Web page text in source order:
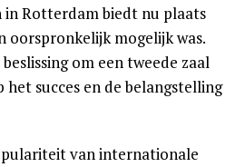
in Rotterdam biedt nu plaats
oorspronkelijk mogelijk was.
om een tweede zaal
succes en de belangstelling
van internationale